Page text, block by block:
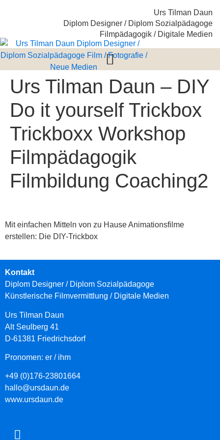
Urs Tilman Daun
Diplom Designer / Diplom Sozialpädagoge
Filmpädagogik / Digitale Medien
Urs Tilman Daun – DIY
Do it yourself Trickbox
Trickboxx Workshop
Filmpädagogik
Filmbildung Coaching2
Mit einfachen Mitteln von zu Hause Animationsfilme
erstellen: Die DIY-Trickbox
Kontakt
Diplom Designer / Diplom Sozialpädagoge
Künstlerische Filmvermittlung / Digitale Medien
Urs Tilman Daun
Alt Seulberg 41
D-61381 Friedrichsdorf
Pronomen: er / ihm
+49 (0)176-23801664
hallo@ursdaun.de
www.ursdaun.de